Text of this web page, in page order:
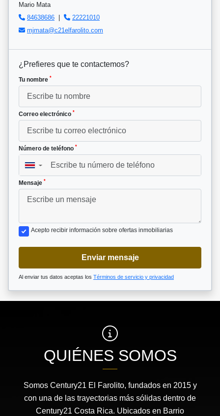
Mario Mata
84638686 |
22221010
mjmata@c21elfarolito.com
¿Prefieres que te contactemos?
Tu nombre *
Correo electrónico *
Número de teléfono *
▼
Mensaje *
Acepto recibir información sobre ofertas inmobiliarias
Enviar mensaje
Al enviar tus datos aceptas los Términos de servicio y privacidad
QUIÉNES SOMOS
Somos Century21 El Farolito, fundados en 2015 y
con una de las trayectorias más sólidas dentro de
Century21 Costa Rica. Ubicados en Barrio